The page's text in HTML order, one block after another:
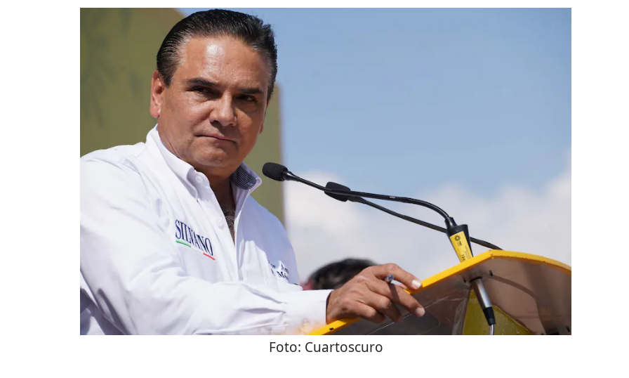
Foto: Cuartoscuro